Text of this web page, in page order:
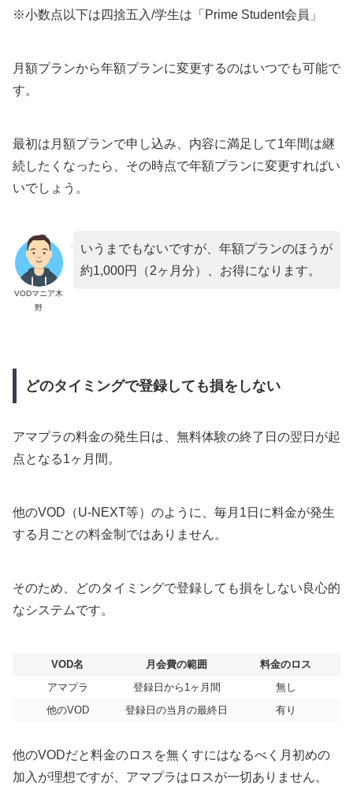
※小数点以下は四捨五入/学生は「Prime Student会員」
月額プランから年額プランに変更するのはいつでも可能で
す。
最初は月額プランで申し込み、内容に満足して1年間は継
続したくなったら、その時点で年額プランに変更すればい
いでしょう。
VODマニア木
野
いうまでもないですが、年額プランのほうが
約1,000円（2ヶ月分）、お得になります。
どのタイミングで登録しても損をしない
アマプラの料金の発生日は、無料体験の終了日の翌日が起
点となる1ヶ月間。
他のVOD（U-NEXT等）のように、毎月1日に料金が発生
する月ごとの料金制ではありません。
そのため、どのタイミングで登録しても損をしない良心的
なシステムです。
VOD名 月会費の範囲
料金のロス
アマプラ
登録日から1ヶ月間
無し
他のVOD
登録日の当月の最終日 有り
他のVODだと料金のロスを無くすにはなるべく月初めの
加入が理想ですが、アマプラはロスが一切ありません。